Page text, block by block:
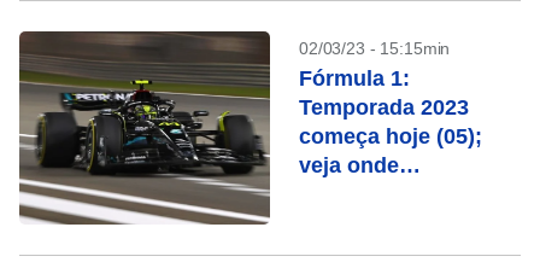
02/03/23 - 15:15min
Fórmula 1:
Temporada 2023
começa hoje (05);
veja onde